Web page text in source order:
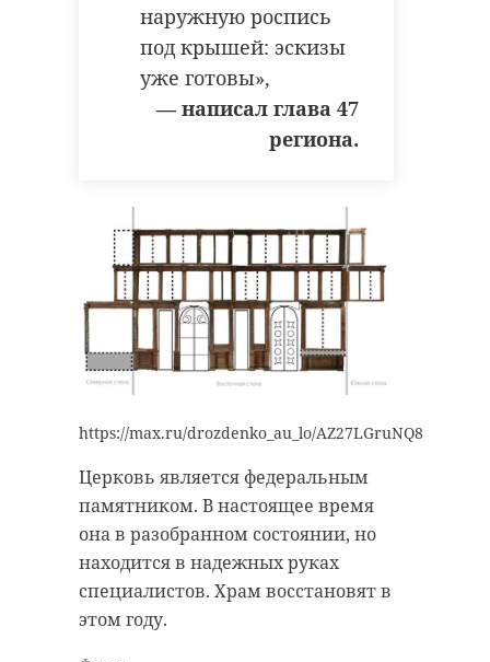
наружную роспись
под крышей: эскизы
уже готовы»,
— написал глава 47
региона.
https://max.ru/drozdenko_au_lo/AZ27LGruNQ8
Церковь является федеральным
памятником. В настоящее время
она в разобранном состоянии, но
находится в надежных руках
специалистов. Храм восстановят в
этом году.
РЕКОМЕНДУЕМ
Ленобласти
возбуждено уголо
25 июня 2019, 14:36
В
районе
вскрыли
24 июля 2020, 10:39
Поделиться статьей: